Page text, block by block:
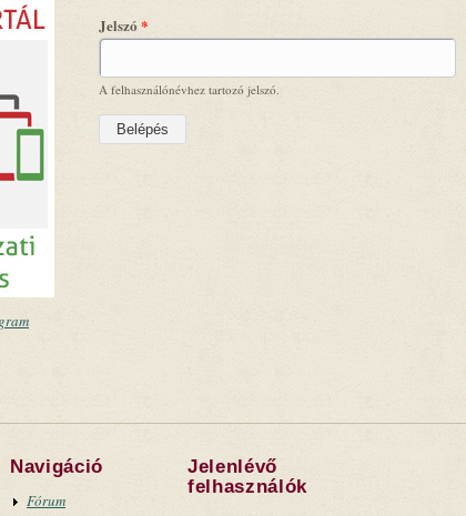
Jelszó *
A felhasználónévhez tartozó jelszó.
Navigáció
Fórum
Jelenlévő
felhasználók